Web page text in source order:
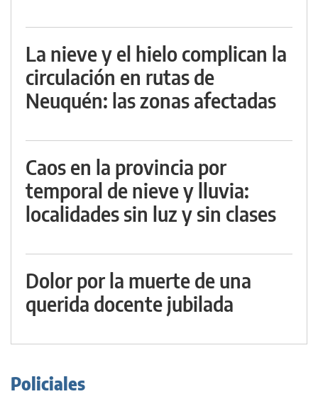
La nieve y el hielo complican la
circulación en rutas de
Neuquén: las zonas afectadas
Caos en la provincia por
temporal de nieve y lluvia:
localidades sin luz y sin clases
Dolor por la muerte de una
querida docente jubilada
Policiales